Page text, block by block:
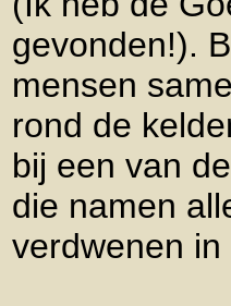
gevonden!).
mensen
rond de
bij een van
die namen
verdwenen in